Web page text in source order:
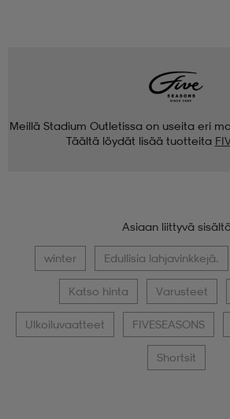
Meillä Stadium Outletissa on useita eri
Täältä löydät lisää tuotteita
Asiaan liittyvä sisältö
winter Edullisia lahjavinkkejä.
Katso hinta Varusteet
Ulkoiluvaatteet FIVESEASONS
Shortsit